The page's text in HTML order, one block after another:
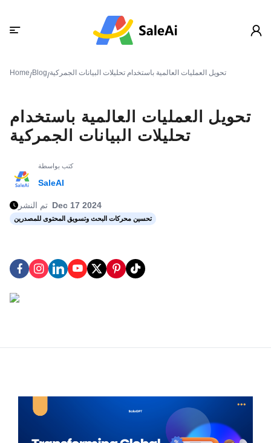
Home/Blog/تحويل العمليات العالمية باستخدام تحليلات البيانات الجمركية
تحويل العمليات العالمية باستخدام
تحليلات البيانات الجمركية
كتب بواسطة
SaleAI
تم النشر Dec 17 2024
تحسين محركات البحث وتسويق المحتوى للمصدرين